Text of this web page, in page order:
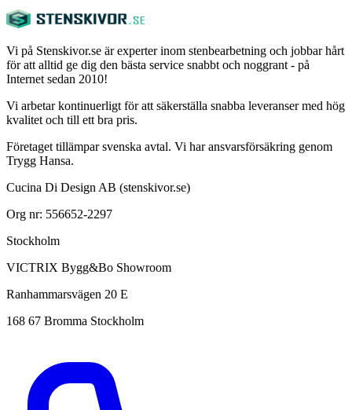
Vi på Stenskivor.se är experter inom stenbearbetning och jobbar hårt
för att alltid ge dig den bästa service snabbt och noggrant - på
Internet sedan 2010!
Vi arbetar kontinuerligt för att säkerställa snabba leveranser med hög
kvalitet och till ett bra pris.
Företaget tillämpar svenska avtal. Vi har ansvarsförsäkring genom
Trygg Hansa.
Cucina Di Design AB (stenskivor.se)
Org nr: 556652-2297
Stockholm
VICTRIX Bygg&Bo Showroom
Ranhammarsvägen 20 E
168 67 Bromma Stockholm